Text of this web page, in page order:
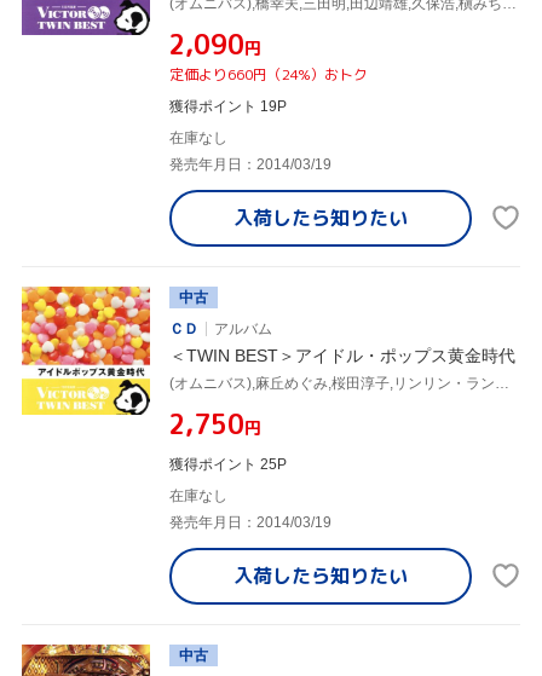
¥2,090円
定価より660円（24%）おトク
獲得ポイント 19P
在庫なし
発売年月日：2014/03/19
入荷したら知りたい
中古
ＣＤ
アルバム
＜TWIN BEST＞アイドル・ポップス黄金時代
¥2,750円
獲得ポイント 25P
在庫なし
発売年月日：2014/03/19
入荷したら知りたい
中古